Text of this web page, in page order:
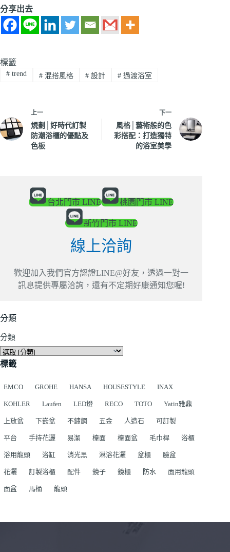
分享出去
標籤
#trend #混搭風格 # 設計 # 過渡浴室
上一
規劃│好時代訂製
防潮浴櫃的優點及
色板
下一
風格│藝術般的色
彩搭配：打造獨特
的浴室美學
台北門市 LINE 桃園門市 LINE
新竹門市 LINE
線上洽詢
歡迎加入我們官方認證LINE@好友，透過一對一
訊息提供專屬洽詢，還有不定期好康通知您喔!
分類
分類
標籤
EMCO GROHE HANSA HOUSESTYLE INAX
KOHLER Laufen LED燈 RECO TOTO Yatin雅鼎
上放盆 下嵌盆 不鏽鋼 五金 人造石 可訂製
平台 手持花灑 易潔 檯面 檯面盆 毛巾桿 浴櫃
浴用龍頭 浴缸 消光黑 淋浴花灑 盆櫃 臉盆
花灑 訂製浴櫃 配件 鏡子 鏡櫃 防水 面用龍頭
面盆 馬桶 龍頭